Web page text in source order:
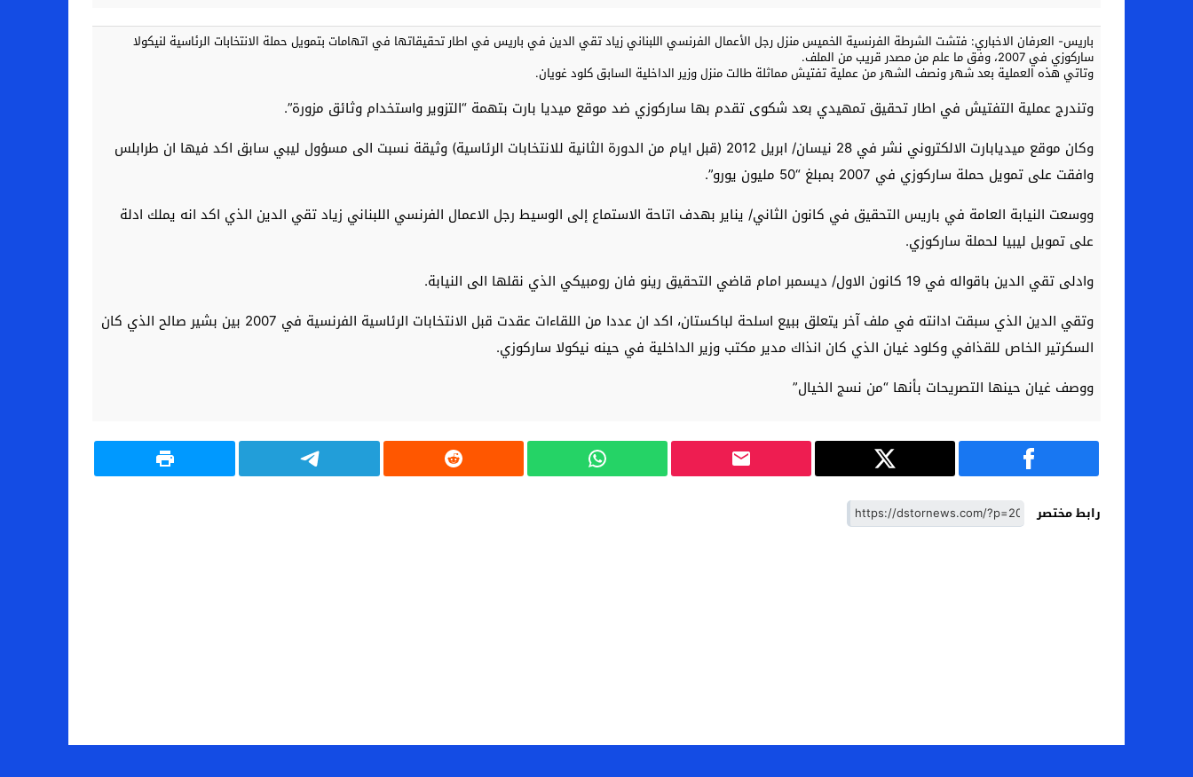
باريس- العرفان الاخباري: فتشت الشرطة الفرنسية الخميس منزل رجل الأعمال الفرنسي اللبناني زياد تقي الدين في باريس في اطار تحقيقاتها في اتهامات بتمويل حملة الانتخابات الرئاسية لنيكولا
ساركوزي في 2007، وفق ما علم من مصدر قريب من الملف.
وتاتي هذه العملية بعد شهر ونصف الشهر من عملية تفتيش مماثلة طالت منزل وزير الداخلية السابق كلود غويان.
وتندرج عملية التفتيش في اطار تحقيق تمهيدي بعد شكوى تقدم بها ساركوزي ضد موقع ميديا بارت بتهمة “التزوير واستخدام وثائق مزورة”.
وكان موقع ميديابارت الالكتروني نشر في 28 نيسان/ ابريل 2012 (قبل ايام من الدورة الثانية للانتخابات الرئاسية) وثيقة نسبت الى مسؤول ليبي سابق اكد فيها ان طرابلس
وافقت على تمويل حملة ساركوزي في 2007 بمبلغ “50 مليون يورو”.
ووسعت النيابة العامة في باريس التحقيق في كانون الثاني/ يناير بهدف اتاحة الاستماع إلى الوسيط رجل الاعمال الفرنسي اللبناني زياد تقي الدين الذي اكد انه يملك ادلة
على تمويل ليبيا لحملة ساركوزي.
وادلى تقي الدين باقواله في 19 كانون الاول/ ديسمبر امام قاضي التحقيق رينو فان رومبيكي الذي نقلها الى النيابة.
وتقي الدين الذي سبقت ادانته في ملف آخر يتعلق ببيع اسلحة لباكستان، اكد ان عددا من اللقاءات عقدت قبل الانتخابات الرئاسية الفرنسية في 2007 بين بشير صالح الذي كان
السكرتير الخاص للقذافي وكلود غيان الذي كان انذاك مدير مكتب وزير الداخلية في حينه نيكولا ساركوزي.
ووصف غيان حينها التصريحات بأنها “من نسج الخيال”
رابط مختصر